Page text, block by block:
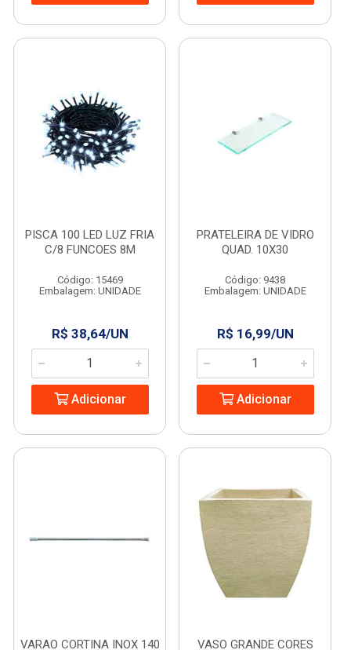
PISCA 100 LED LUZ FRIA
C/8 FUNCOES 8M
Código: 15469
Embalagem: UNIDADE
R$ 38,64/UN
Adicionar
PRATELEIRA DE VIDRO
QUAD. 10X30
Código: 9438
Embalagem: UNIDADE
R$ 16,99/UN
Adicionar
VARAO CORTINA INOX 140 VASO GRANDE CORES